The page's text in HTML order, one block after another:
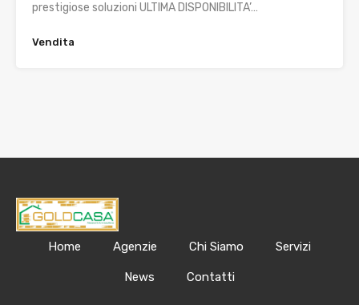
prestigiose soluzioni ULTIMA DISPONIBILITA’…
Vendita
Home Agenzie Chi Siamo Servizi
News Contatti